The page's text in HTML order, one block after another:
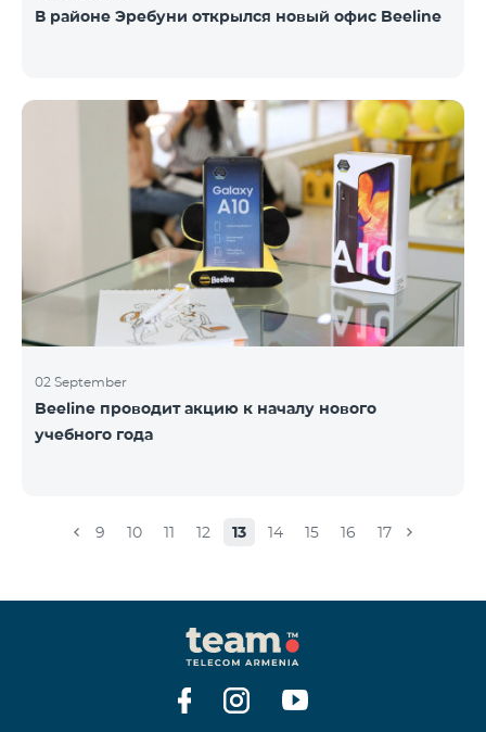
В районе Эребуни открылся новый офис Beeline
02 September
Beeline проводит акцию к началу нового
учебного года
9 10 11 12 13 14 15 16 17